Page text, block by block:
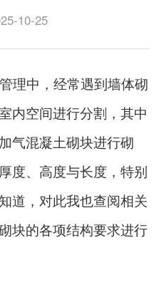
10-25
理中，经常遇到墙体砌
内空间进行分割，其中
气混凝土砌块进行砌
度、高度与长度，特别
道，对此我也查阅相关
块的各项结构要求进行